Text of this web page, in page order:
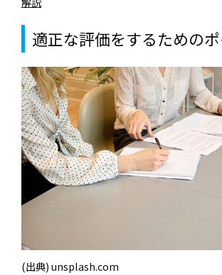
適正な評価をするための
(出典) unsplash.com